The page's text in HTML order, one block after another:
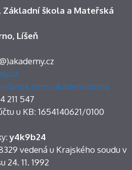
Základní škola a Mateřská
Líšeň
akademiabrno
211 547
u KB: 1654140621/0100
y4k9b24
vedená u Krajského soudu v
24. 11. 1992